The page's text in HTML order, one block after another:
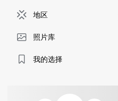
地区
照片库
我的选择